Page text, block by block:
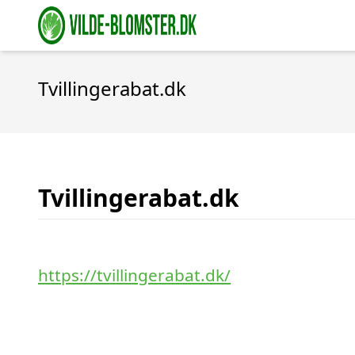
Tvillingerabat.dk
Tvillingerabat.dk
https://tvillingerabat.dk/